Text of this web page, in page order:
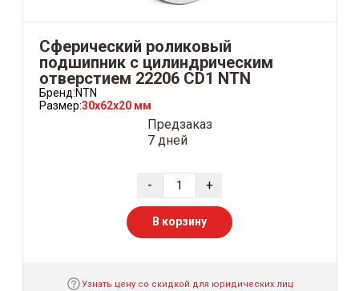
Сферический роликовый
подшипник с цилиндрическим
отверстием 22206 CD1 NTN
Бренд:NTN
Размер:30x62x20 мм
Предзаказ
7 дней
- +
В корзину
Узнать цену со скидкой для юридических лиц